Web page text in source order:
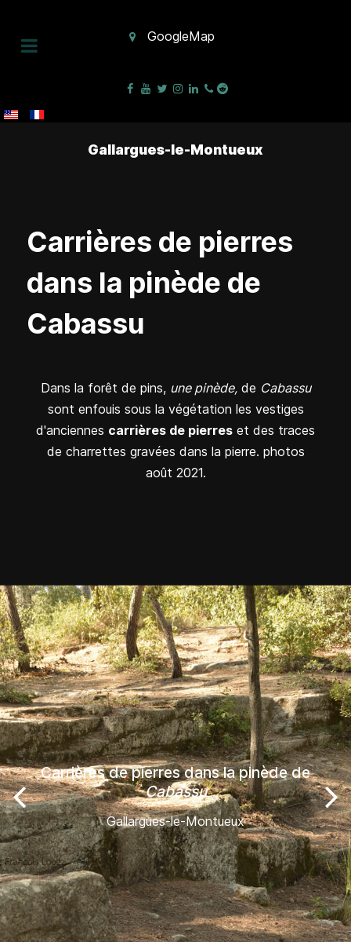
GoogleMap
Gallargues-le-Montueux
Carrières de pierres
dans la pinède de
Cabassu
Dans la forêt de pins, une pinède,de Cabassu
sont enfouis sous la végétation les vestiges
d'anciennes carrières de pierres et des traces
de charrettes gravées dans la pierre. photos
août 2021.
Carrières de pierres dans la pinède de
Cabassu
Gallargues-le-Montueux